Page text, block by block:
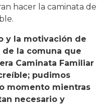
hacer la caminata de
y la motivación de
la comuna que
Caminata Familiar
pudimos
momento mientras
necesario y